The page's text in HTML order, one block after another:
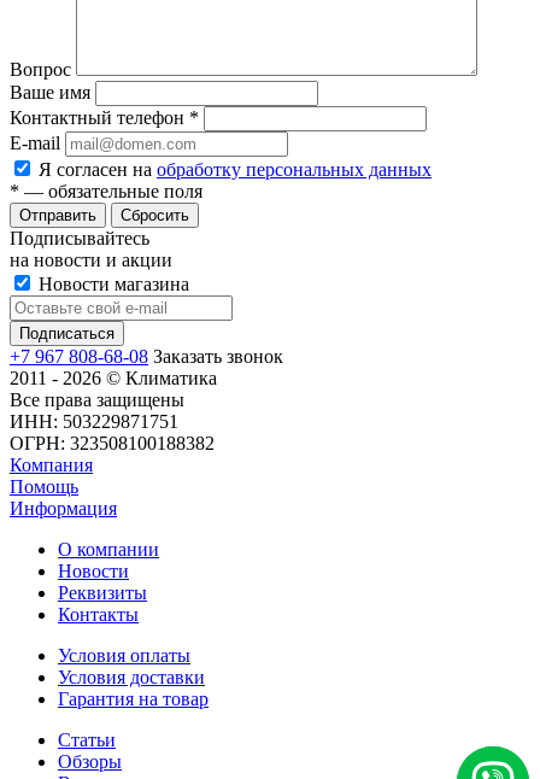
Вопрос
Ваше имя
Контактный телефон *
E-mail
Я согласен на обработку персональных данных
* — обязательные поля
Сбросить
Подписывайтесь
на новости и акции
Новости магазина
+7 967 808-68-08 Заказать звонок
2011 - 2026 © Климатика
Все права защищены
ИНН: 503229871751
ОГРН: 323508100188382
Компания
Помощь
Информация
О компании
Новости
Реквизиты
Контакты
Условия оплаты
Условия доставки
Гарантия на товар
Статьи
Обзоры